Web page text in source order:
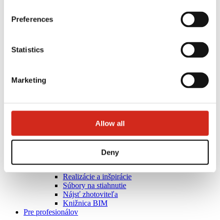
Preferences
Statistics
Marketing
Allow all
Deny
Nátery, farby a záruky
Registrácia záruky
Realizácie a inšpirácie
Súbory na stiahnutie
Nájsť zhotoviteľa
Knižnica BIM
Pre profesionálov